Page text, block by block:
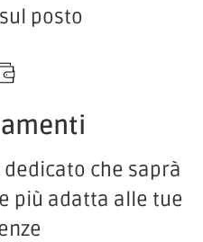
posto
che saprà
più adatta alle tue